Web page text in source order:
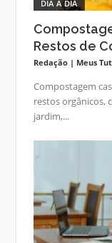
DIA A DIA
Restos de
Redação | Meus
Compostagem
restos orgânicos,
jardim,...